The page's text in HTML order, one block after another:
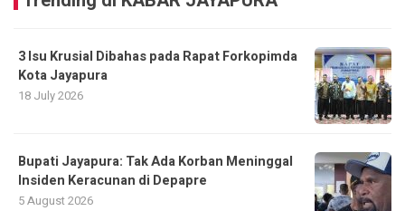
3 Isu Krusial Dibahas pada Rapat Forkopimda
Kota Jayapura
18 July 2026
Bupati Jayapura: Tak Ada Korban Meninggal
Insiden Keracunan di Depapre
5 August 2026